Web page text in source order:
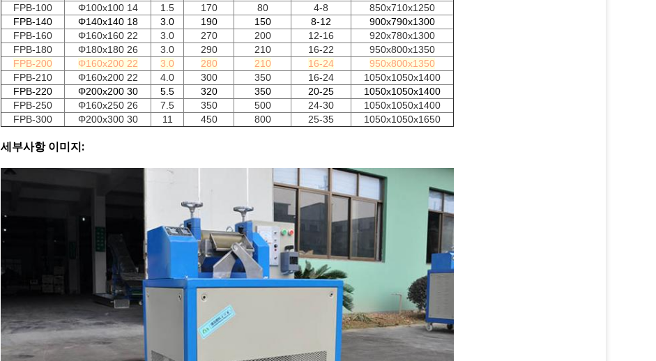
FPB-100
Φ100x100 14 1.5 170 80 4-8
850x710x1250
FPB-140
Φ140x140 18 3.0 190 150 8-12
900x790x1300
FPB-160
Φ160x160 22 3.0 270 200 12-16
920x780x1300
FPB-180
Φ180x180 26 3.0 290 210 16-22
950x800x1350
FPB-200
Φ160x200 22 3.0 280 210 16-24
950x800x1350
FPB-210
Φ160x200 22 4.0 300 350 16-24
1050x1050x1400
FPB-220
Φ200x200 30 5.5 320 350 20-25
1050x1050x1400
FPB-250
Φ160x250 26 7.5 350 500 24-30
1050x1050x1400
FPB-300
Φ200x300 30 11 450 800 25-35 1050x1050x1650
세부사항 이미지: